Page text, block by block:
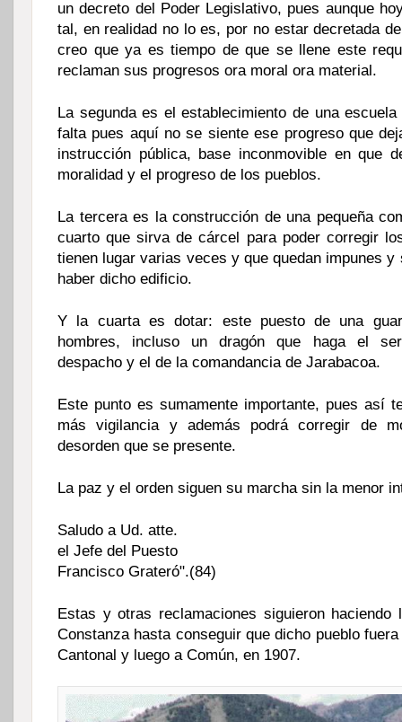
un decreto del Poder Legislativo, pues aunque
tal, en realidad no lo es, por no estar decretada
creo que ya es tiempo de que se llene este
reclaman sus progresos ora moral ora material.
La segunda es el establecimiento de una
falta pues aquí no se siente ese progreso que
instrucción pública, base inconmovible en que
moralidad y el progreso de los pueblos.
La tercera es la construcción de una pequeña
cuarto que sirva de cárcel para poder corregir
tienen lugar varias veces y que quedan impunes y
haber dicho edificio.
Y la cuarta es dotar: este puesto de una
hombres, incluso un dragón que haga el
despacho y el de la comandancia de Jarabacoa.
Este punto es sumamente importante, pues así
más vigilancia y además podrá corregir de
desorden que se presente.
La paz y el orden siguen su marcha sin la menor
Saludo a Ud. atte.
el Jefe del Puesto
Francisco Grateró".(84)
Estas y otras reclamaciones siguieron haciendo
Constanza hasta conseguir que dicho pueblo
Cantonal y luego a Común, en 1907.